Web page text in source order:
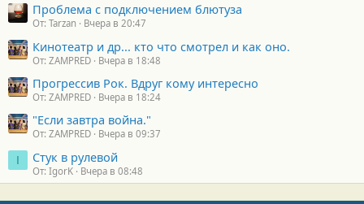
Проблема с подключением блютуза
От: Tarzan Вчера в 20:47
Кинотеатр и др... кто что смотрел и как оно.
От: ZAMPRED Вчера в 18:48
Прогрессив Рок. Вдруг кому интересно
От: ZAMPRED Вчера в 18:24
"Если завтра война."
От: ZAMPRED Вчера в 09:37
I Стук в рулевой
От: IgorK Вчера в 08:48